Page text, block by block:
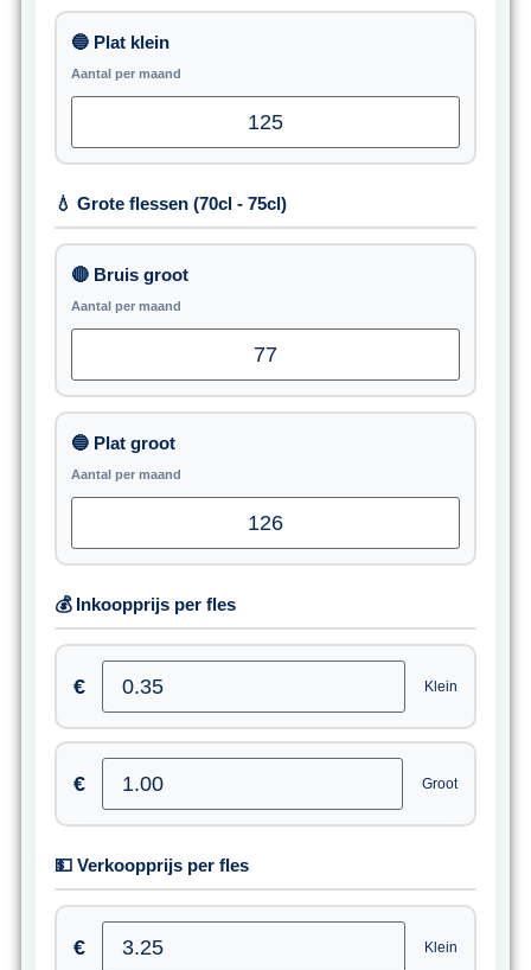
🔵 Plat klein
Aantal per maand
💧 Grote flessen (70cl - 75cl)
🔴 Bruis groot
Aantal per maand
🔵 Plat groot
Aantal per maand
💰 Inkoopprijs per fles
€ Klein
€ Groot
💵 Verkoopprijs per fles
€ Klein